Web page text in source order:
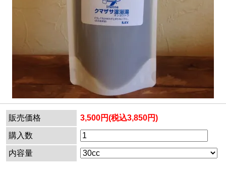
販売価格 3,500円(税込3,850円)
購入数
内容量